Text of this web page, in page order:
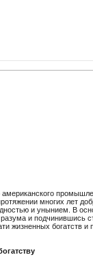
многих лет
и унынием. В
и подчинившись
жизненных богатств и